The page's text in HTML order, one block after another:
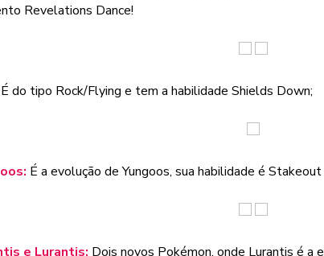
Revelations Dance!
É do tipo Rock/Flying e tem a habilidade Shields Down;
É a evolução de Yungoos, sua habilidade é
e Lurantis: Dois novos Pokémon, onde Lurantis é a